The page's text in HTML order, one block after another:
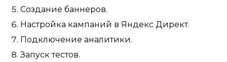
Создание баннеров.
Настройка кампаний в Яндекс Директ.
Подключение аналитики.
Запуск тестов.